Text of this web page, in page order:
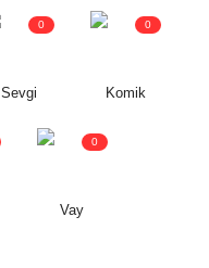
Sevgi
0
Komik
0
Vay
0